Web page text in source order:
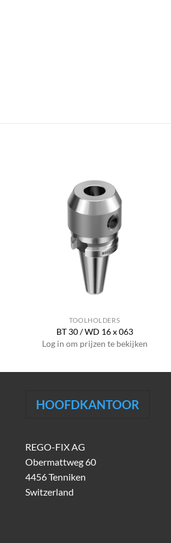
TOOLHOLDERS
BT 30 / WD 16 x 063
Log in om prijzen te bekijken
HOOFDKANTOOR
REGO-FIX AG
Obermattweg 60
4456 Tenniken
Switzerland